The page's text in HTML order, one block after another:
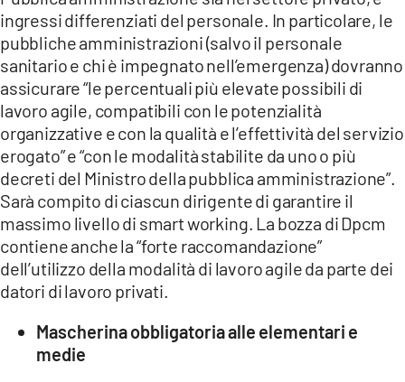
ingressi differenziati del personale. In particolare, le
pubbliche amministrazioni (salvo il personale
sanitario e chi è impegnato nell’emergenza) dovranno
assicurare “le percentuali più elevate possibili di
lavoro agile, compatibili con le potenzialità
organizzative e con la qualità e l’effettività del servizio
erogato” e “con le modalità stabilite da uno o più
decreti del Ministro della pubblica amministrazione”.
Sarà compito di ciascun dirigente di garantire il
massimo livello di smart working. La bozza di Dpcm
contiene anche la “forte raccomandazione”
dell’utilizzo della modalità di lavoro agile da parte dei
datori di lavoro privati.
Mascherina obbligatoria alle elementari e
medie